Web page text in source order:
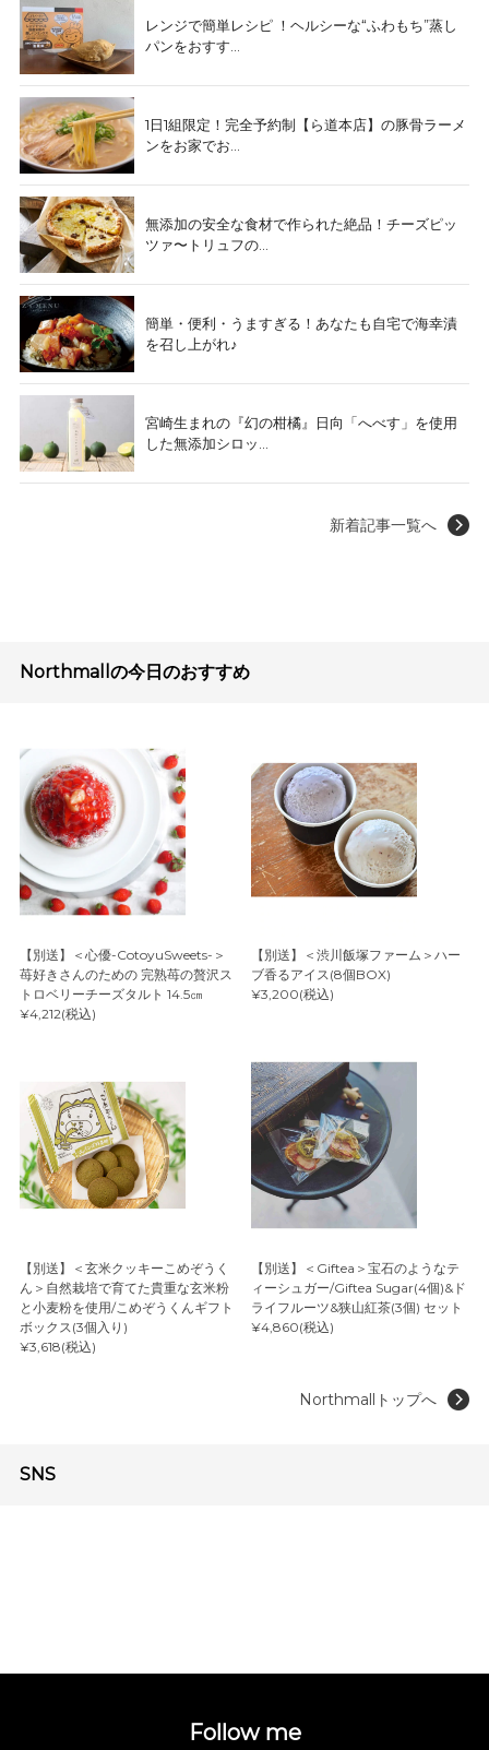
レンジで簡単レシピ ！ヘルシーな“ふわもち”蒸し
パンをおすす...
1日1組限定！完全予約制【ら道本店】の豚骨ラーメ
ンをお家でお...
無添加の安全な食材で作られた絶品！チーズピッ
ツァ〜トリュフの...
簡単・便利・うますぎる！あなたも自宅で海幸漬
を召し上がれ♪
宮崎生まれの『幻の柑橘』日向「へべす」を使用
した無添加シロッ...
新着記事一覧へ
Northmallの今日のおすすめ
【別送】＜心優-CotoyuSweets-＞
苺好きさんのための 完熟苺の贅沢ス
トロベリーチーズタルト 14.5㎝
¥4,212(税込)
【別送】＜渋川飯塚ファーム＞ハー
ブ香るアイス(8個BOX)
¥3,200(税込)
【別送】＜玄米クッキーこめぞうく
ん＞自然栽培で育てた貴重な玄米粉
と小麦粉を使用/こめぞうくんギフト
ボックス(3個入り)
¥3,618(税込)
【別送】＜Giftea＞宝石のようなテ
ィーシュガー/Giftea Sugar(4個)&ド
ライフルーツ&狭山紅茶(3個) セット
¥4,860(税込)
Northmallトップへ
SNS
Follow me